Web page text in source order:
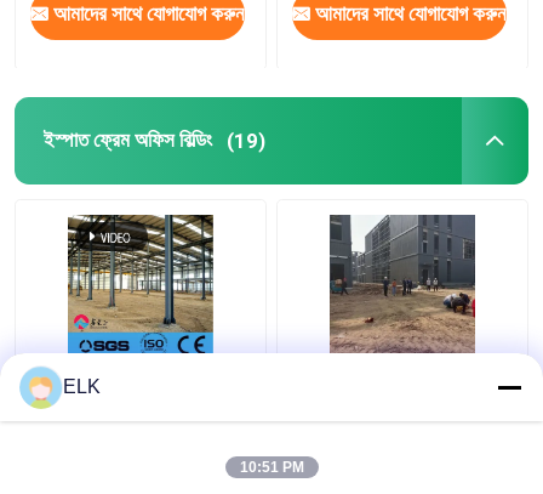
আমাদের সাথে যোগাযোগ করুন আমাদের সাথে যোগাযোগ করুন
ইস্পাত ফ্রেম অফিস বিল্ডিং (19)
গরম-রোল্ড ইস্পাত ফ্রেম অফিস
বিল্ডিং টেকসই পুনর্ব্যবহারযোগ্য
Q355B স্টিল ফ্রেম মাল্টি স্টোরি
ELK
10:51 PM